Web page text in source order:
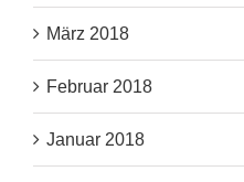
März 2018
Februar 2018
Januar 2018